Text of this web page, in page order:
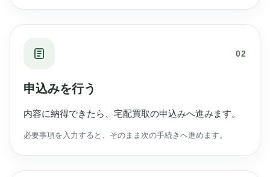
02
申込みを行う
内容に納得できたら、宅配買取の申込みへ進みます。
必要事項を入力すると、そのまま次の手続きへ進めます。